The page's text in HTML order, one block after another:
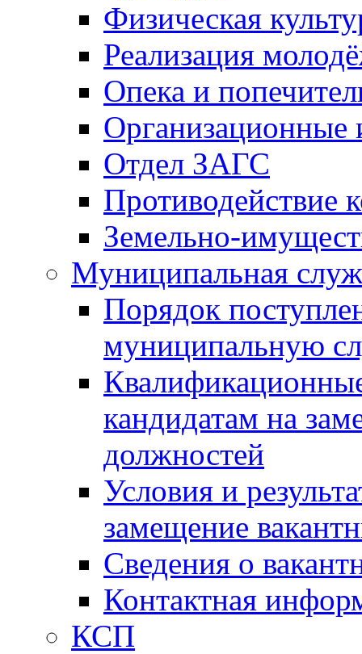
Физическая
Реализация
Опека и
Отдел ЗАГС
Противодействие
Земельно-
Муниципальная
Порядок
муниципальную
кандидатам на
должностей
Условия и
замещение
Сведения о
Контактная
КСП